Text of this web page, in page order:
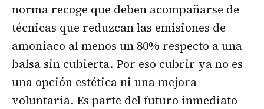
norma recoge que deben acompañarse de
técnicas que reduzcan las emisiones de
amoniaco al menos un 80% respecto a una
balsa sin cubierta. Por eso cubrir ya no es
una opción estética ni una mejora
voluntaria. Es parte del futuro inmediato